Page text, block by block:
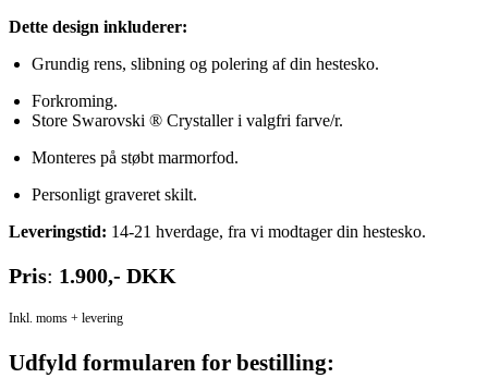
Dette design inkluderer:
Grundig rens, slibning og polering af din hestesko.
Forkroming.
Store Swarovski ® Crystaller i valgfri farve/r.
Monteres på støbt marmorfod.
Personligt graveret skilt.
Leveringstid: 14-21 hverdage, fra vi modtager din hestesko.
Pris: 1.900,- DKK
Inkl. moms + levering
Udfyld formularen for bestilling: